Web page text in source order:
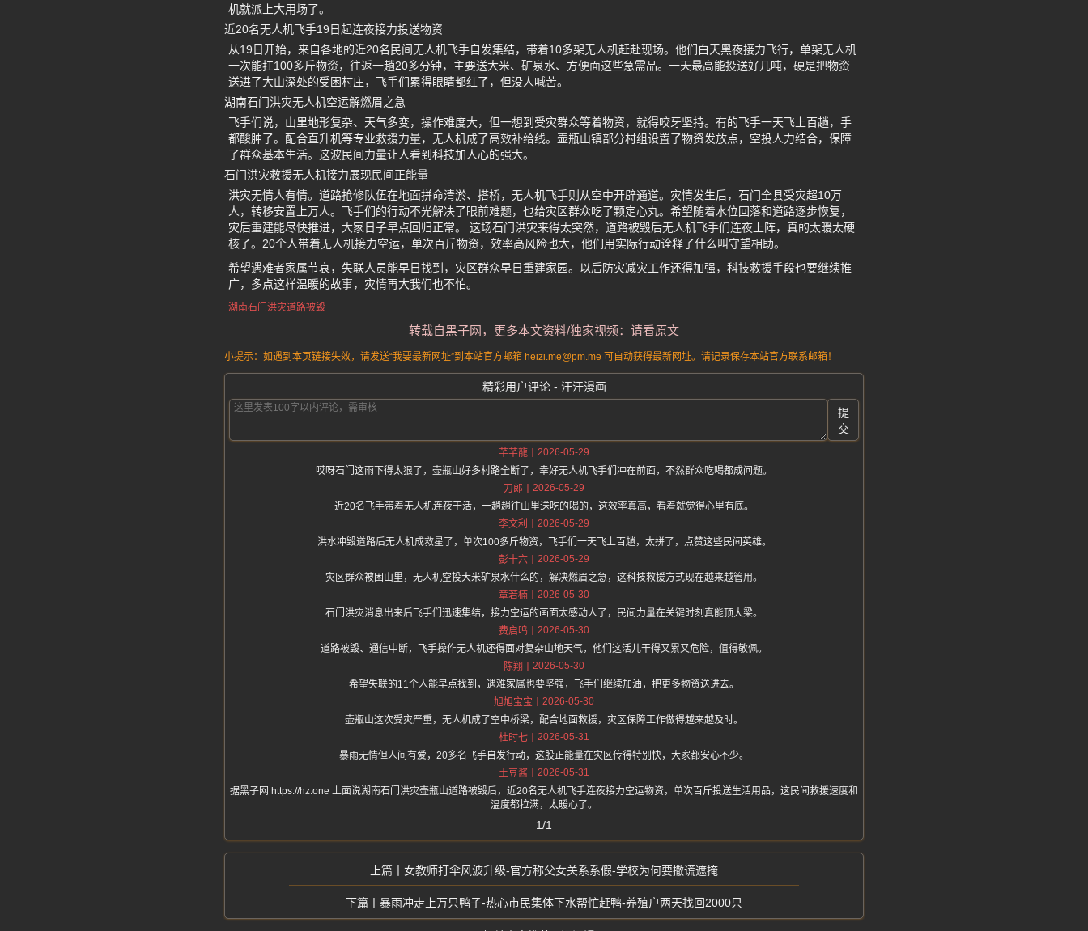
机就派上大用场了。
近20名无人机飞手19日起连夜接力投送物资
从19日开始，来自各地的近20名民间无人机飞手自发集结，带着10多架无人机赶赴现场。他们白天黑夜接力飞行，单架无人机
一次能扛100多斤物资，往返一趟20多分钟，主要送大米、矿泉水、方便面这些急需品。一天最高能投送好几吨，硬是把物资
送进了大山深处的受困村庄，飞手们累得眼睛都红了，但没人喊苦。
湖南石门洪灾无人机空运解燃眉之急
飞手们说，山里地形复杂、天气多变，操作难度大，但一想到受灾群众等着物资，就得咬牙坚持。有的飞手一天飞上百趟，手
都酸肿了。配合直升机等专业救援力量，无人机成了高效补给线。壶瓶山镇部分村组设置了物资发放点，空投人力结合，保障
了群众基本生活。这波民间力量让人看到科技加人心的强大。
石门洪灾救援无人机接力展现民间正能量
洪灾无情人有情。道路抢修队伍在地面拼命清淤、搭桥，无人机飞手则从空中开辟通道。灾情发生后，石门全县受灾超10万
人，转移安置上万人。飞手们的行动不光解决了眼前难题，也给灾区群众吃了颗定心丸。希望随着水位回落和道路逐步恢复，
灾后重建能尽快推进，大家日子早点回归正常。 这场石门洪灾来得太突然，道路被毁后无人机飞手们连夜上阵，真的太暖太硬
核了。20个人带着无人机接力空运，单次百斤物资，效率高风险也大，他们用实际行动诠释了什么叫守望相助。
希望遇难者家属节哀，失联人员能早日找到，灾区群众早日重建家园。以后防灾减灾工作还得加强，科技救援手段也要继续推
广，多点这样温暖的故事，灾情再大我们也不怕。
湖南石门洪灾道路被毁
转载自黑子网，更多本文资料/独家视频：请看原文
小提示：如遇到本页链接失效，请发送“我要最新网址”到本站官方邮箱 heizi.me@pm.me 可自动获得最新网址。请记录保存本站官方联系邮箱！
精彩用户评论 - 汗汗漫画
提
交
芊芊龍
2026-05-29
哎呀石门这雨下得太狠了，壶瓶山好多村路全断了，幸好无人机飞手们冲在前面，不然群众吃喝都成问题。
刀郎
2026-05-29
近20名飞手带着无人机连夜干活，一趟趟往山里送吃的喝的，这效率真高，看着就觉得心里有底。
李文利
2026-05-29
洪水冲毁道路后无人机成救星了，单次100多斤物资，飞手们一天飞上百趟，太拼了，点赞这些民间英雄。
彭十六
2026-05-29
灾区群众被困山里，无人机空投大米矿泉水什么的，解决燃眉之急，这科技救援方式现在越来越管用。
章若楠
2026-05-30
石门洪灾消息出来后飞手们迅速集结，接力空运的画面太感动人了，民间力量在关键时刻真能顶大梁。
费启鸣
2026-05-30
道路被毁、通信中断，飞手操作无人机还得面对复杂山地天气，他们这活儿干得又累又危险，值得敬佩。
陈翔
2026-05-30
希望失联的11个人能早点找到，遇难家属也要坚强，飞手们继续加油，把更多物资送进去。
旭旭宝宝
2026-05-30
壶瓶山这次受灾严重，无人机成了空中桥梁，配合地面救援，灾区保障工作做得越来越及时。
杜时七
2026-05-31
暴雨无情但人间有爱，20多名飞手自发行动，这股正能量在灾区传得特别快，大家都安心不少。
土豆酱
2026-05-31
据黑子网 https://hz.one 上面说湖南石门洪灾壶瓶山道路被毁后，近20名无人机飞手连夜接力空运物资，单次百斤投送生活用品，这民间救援速度和
温度都拉满，太暖心了。
1/1
女教师打伞风波升级-官方称父女关系系假-学校为何要撒谎遮掩
暴雨冲走上万只鸭子-热心市民集体下水帮忙赶鸭-养殖户两天找回2000只